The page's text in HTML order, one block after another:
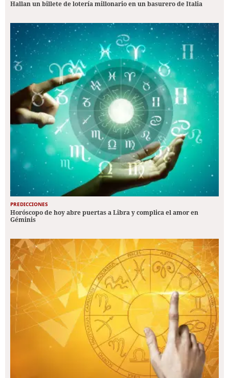
Hallan un billete de lotería millonario en un basurero de Italia
PREDICCIONES
Horóscopo de hoy abre puertas a Libra y complica el amor en
Géminis